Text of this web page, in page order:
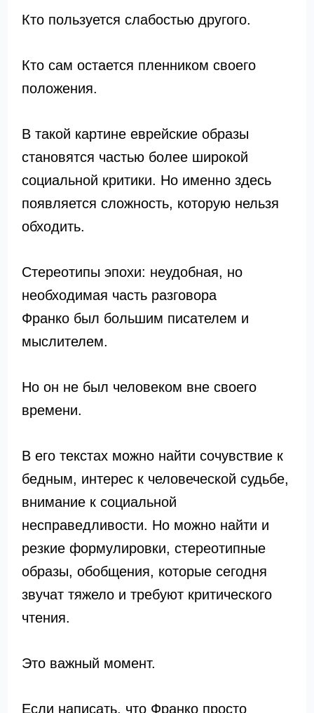
Кто пользуется слабостью другого.
Кто сам остается пленником своего
положения.
В такой картине еврейские образы
становятся частью более широкой
социальной критики. Но именно здесь
появляется сложность, которую нельзя
обходить.
Стереотипы эпохи: неудобная, но
необходимая часть разговора
Франко был большим писателем и
мыслителем.
Но он не был человеком вне своего
времени.
В его текстах можно найти сочувствие к
бедным, интерес к человеческой судьбе,
внимание к социальной
несправедливости. Но можно найти и
резкие формулировки, стереотипные
образы, обобщения, которые сегодня
звучат тяжело и требуют критического
чтения.
Это важный момент.
Если написать, что Франко просто